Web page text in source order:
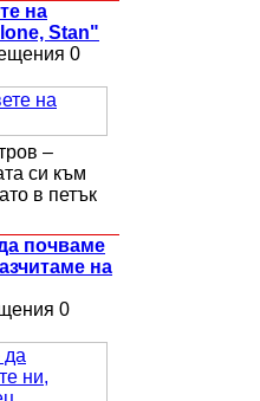
на
Stan"
0
–
си към
в петък
почваме
на
0